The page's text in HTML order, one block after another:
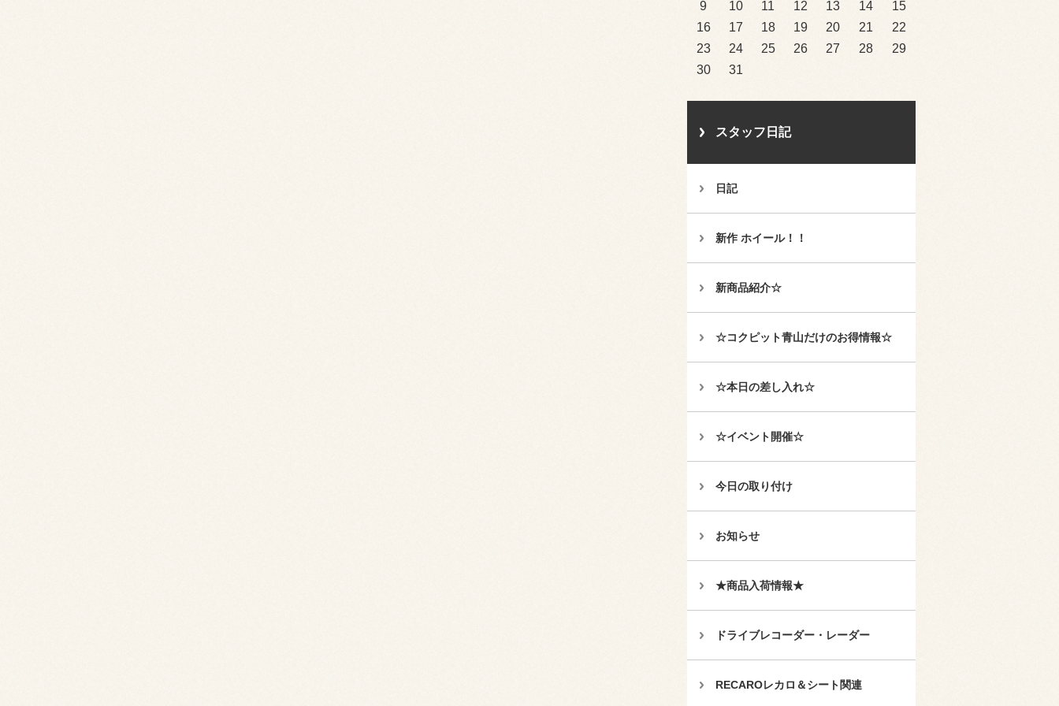
9 10 11 12 13 14
15
16
17 18 19 20 21
22
23
24 25 26 27 28
29
30
31
スタッフ日記
日記
新作 ホイール！！
新商品紹介☆
☆コクピット青山だけのお得情報☆
☆本日の差し入れ☆
☆イベント開催☆
今日の取り付け
お知らせ
★商品入荷情報★
ドライブレコーダー・レーダー
RECAROレカロ＆シート関連